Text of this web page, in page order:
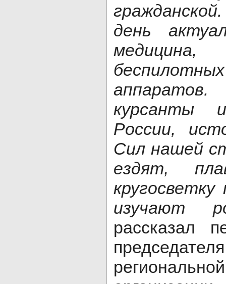
день
курсанты
России,
Сил нашей
ездят,
изучают
рассказал